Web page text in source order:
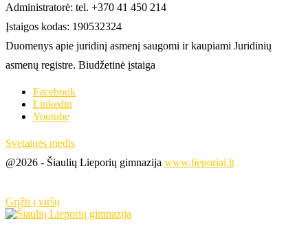
Administratorė: tel. +370 41 450 214
Įstaigos kodas: 190532324
Duomenys apie juridinį asmenį saugomi ir kaupiami Juridinių
asmenų registre. Biudžetinė įstaiga
Facebook
Linkedin
Youtube
Svetainės medis
@2026 - Šiaulių Lieporių gimnazija www.lieporiai.lt
Grįžti į viršų